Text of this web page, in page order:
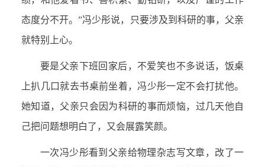
态度分不开。”冯少彤说，只要涉及到科研的事，父亲
就特别上心。
要是父亲下班回家后，不爱笑也不多说话，饭桌
上扒几口就去书桌前坐着，冯少彤一定不会打扰他。
她知道，父亲只会因为科研的事而烦恼，过几天他自
己把问题想明白了，又会展露笑颜。
一次冯少彤看到父亲给物理杂志写文章，改了一